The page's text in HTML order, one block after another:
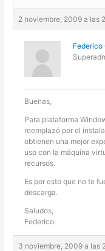
2 noviembre, 2009 a las
Federico
Buenas,
Para plataforma
reemplazó por el
obtienen una mejor
uso con la máquina
recursos.
Es por esto que no te
descarga.
Saludos,
Federico
3 noviembre, 2009 a las